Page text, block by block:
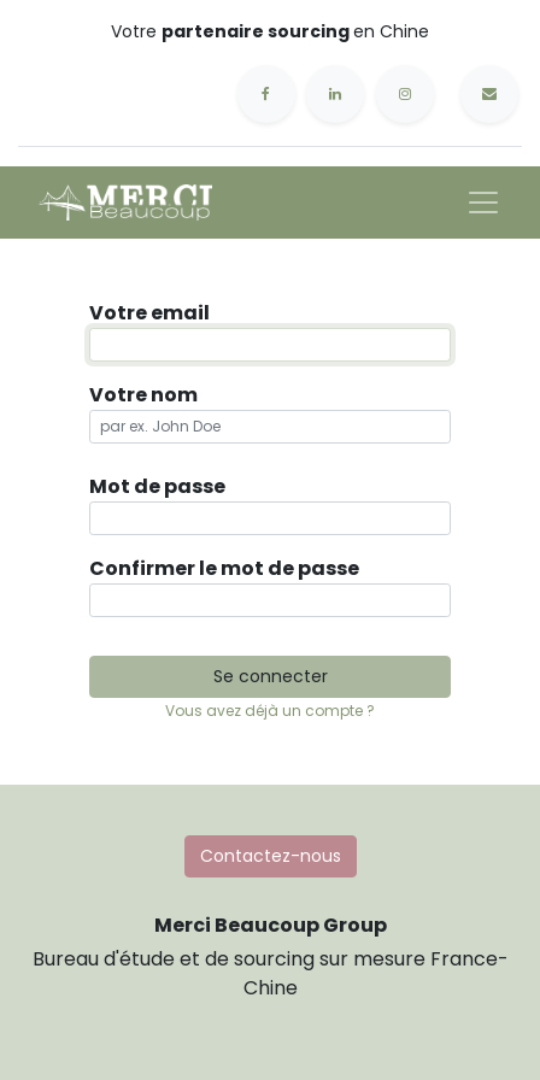
Votre partenaire sourcingen Chine
Votre email
Votre nom
Mot de passe
Confirmer le mot de passe
Se connecter
Vous avez déjà un compte ?
Contactez-nous
Merci Beaucoup Group
Bureau d'étude et de sourcing sur mesure France-
Chine